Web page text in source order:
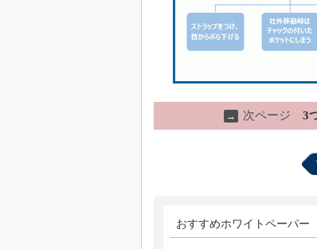
→ 次ページ 3
おすすめホワイトペーパー